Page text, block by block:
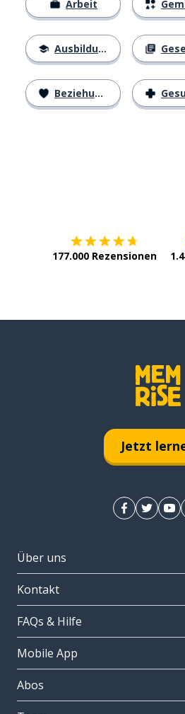
Arbeit
Ausbildung
Beziehungen
177.000 Rezensionen
Jetzt
Über uns
Kontakt
FAQs & Hilfe
Mobile App
Abos